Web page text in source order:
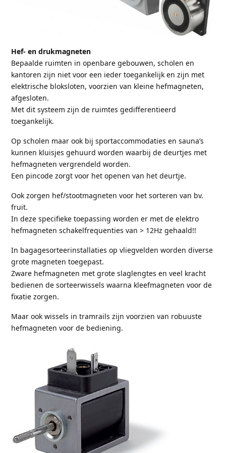
Hef- en drukmagneten
Bepaalde ruimten in openbare gebouwen, scholen en
kantoren zijn niet voor een ieder toegankelijk en zijn met
elektrische bloksloten, voorzien van kleine hefmagneten,
afgesloten.
Met dit systeem zijn de ruimtes gedifferentieerd
toegankelijk.
Op scholen maar ook bij sportaccommodaties en sauna’s
kunnen kluisjes gehuurd worden waarbij de deurtjes met
hefmagneten vergrendeld worden.
Een pincode zorgt voor het openen van het deurtje.
Ook zorgen hef/stootmagneten voor het sorteren van bv.
fruit.
In deze specifieke toepassing worden er met de elektro
hefmagneten schakelfrequenties van > 12Hz gehaald!!
In bagagesorteerinstallaties op vliegvelden worden diverse
grote magneten toegepast.
Zware hefmagneten met grote slaglengtes en veel kracht
bedienen de sorteerwissels waarna kleefmagneten voor de
fixatie zorgen.
Maar ook wissels in tramrails zijn voorzien van robuuste
hefmagneten voor de bediening.